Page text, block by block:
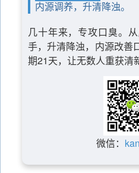
内源调养，升清降浊。
几十年来，专攻口臭。
手，升清降浊，内源改善
期21天，让无数人重获清
微信：